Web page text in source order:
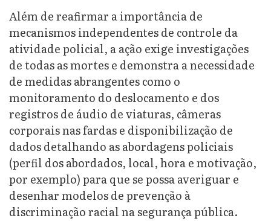
Além de reafirmar a importância de
mecanismos independentes de controle da
atividade policial, a ação exige investigações
de todas as mortes e demonstra a necessidade
de medidas abrangentes como o
monitoramento do deslocamento e dos
registros de áudio de viaturas, câmeras
corporais nas fardas e disponibilização de
dados detalhando as abordagens policiais
(perfil dos abordados, local, hora e motivação,
por exemplo) para que se possa averiguar e
desenhar modelos de prevenção à
discriminação racial na segurança pública.